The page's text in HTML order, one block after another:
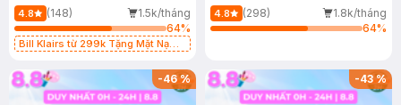
4.8 (148)
1.5k/tháng
64%
Bill Klairs từ 299k Tặng Mặt Nạ
25ml (SL Có Hạn)
400ml
4.8 (298)
1.8k/tháng
64%
-46% -43%